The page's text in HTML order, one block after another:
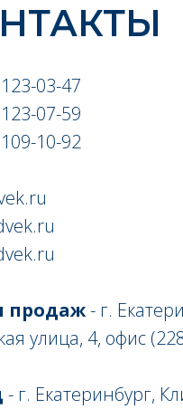
03-47
07-59
10-92
продаж- г.
улица, 4, офис
- г. Екатеринбург,